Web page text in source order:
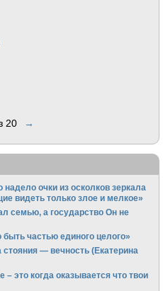
20 →
очки из осколков зеркала
видеть только злое и мелкое»
семью, а государство Он не
частью единого целого»
— вечность (Екатерина
это когда оказывается что твои